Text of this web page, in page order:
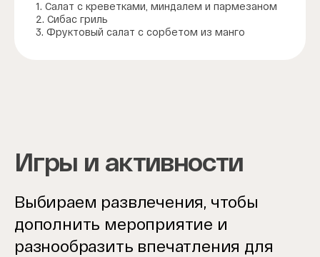
1. Салат с креветками, миндалем и пармезаном
2. Сибас гриль
3. Фруктовый салат с сорбетом из манго
Игры и активности
Выбираем развлечения, чтобы
дополнить мероприятие и
разнообразить впечатления для